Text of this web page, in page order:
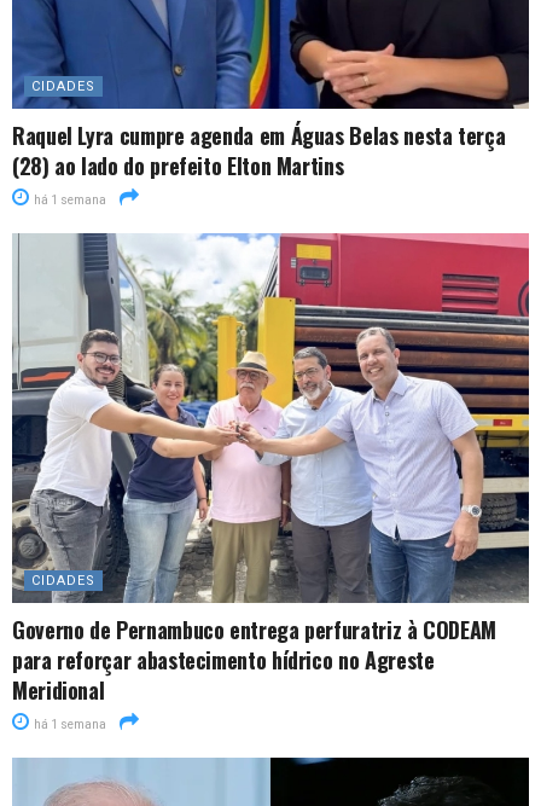
CIDADES
Raquel Lyra cumpre agenda em Águas Belas nesta terça
(28) ao lado do prefeito Elton Martins
há 1 semana
CIDADES
Governo de Pernambuco entrega perfuratriz à CODEAM
para reforçar abastecimento hídrico no Agreste
Meridional
há 1 semana